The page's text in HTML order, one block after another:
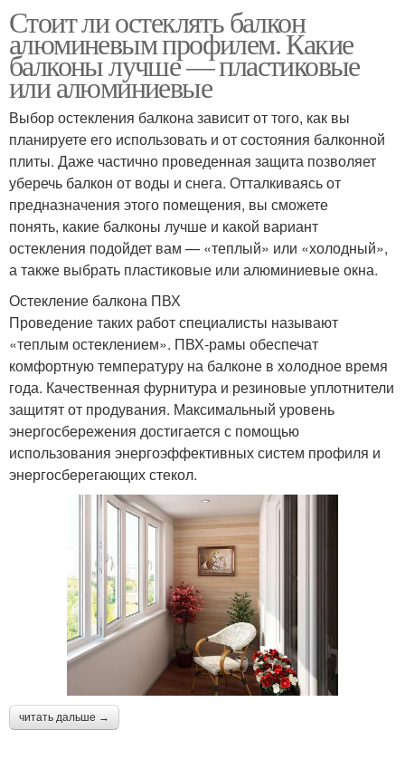
Стоит ли остеклять балкон
алюминевым профилем. Какие
балконы лучше — пластиковые
или алюминиевые
Выбор остекления балкона зависит от того, как вы
планируете его использовать и от состояния балконной
плиты. Даже частично проведенная защита позволяет
уберечь балкон от воды и снега. Отталкиваясь от
предназначения этого помещения, вы сможете
понять, какие балконы лучше и какой вариант
остекления подойдет вам — «теплый» или «холодный»,
а также выбрать пластиковые или алюминиевые окна.
Остекление балкона ПВХ
Проведение таких работ специалисты называют
«теплым остеклением». ПВХ-рамы обеспечат
комфортную температуру на балконе в холодное время
года. Качественная фурнитура и резиновые уплотнители
защитят от продувания. Максимальный уровень
энергосбережения достигается с помощью
использования энергоэффективных систем профиля и
энергосберегающих стекол.
читать дальше →